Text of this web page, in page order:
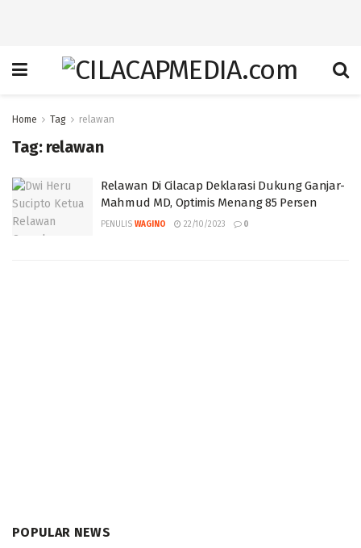
Home Tag relawan
Tag: relawan
Relawan Di Cilacap Deklarasi Dukung Ganjar-
Mahmud MD, Optimis Menang 85 Persen
PENULIS WAGINO 22/10/2023 0
POPULAR NEWS